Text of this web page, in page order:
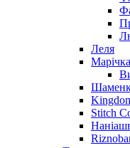
Леля
Марічка
Stitch